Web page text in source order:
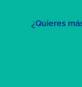
¿Quieres